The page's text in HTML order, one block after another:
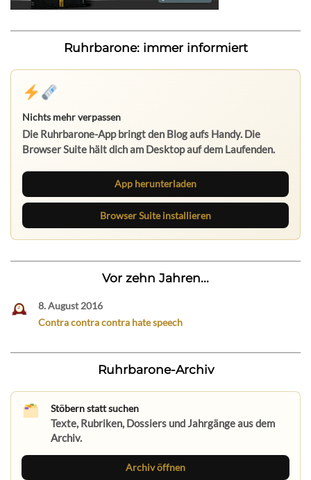
Ruhrbarone: immer informiert
App herunterladen
Browser Suite installieren
Vor zehn Jahren...
8. August 2016
Contra contra contra hate speech
Ruhrbarone-Archiv
Stöbern statt suchen
Texte, Rubriken, Dossiers und Jahrgänge aus dem
Archiv.
Archiv öffnen